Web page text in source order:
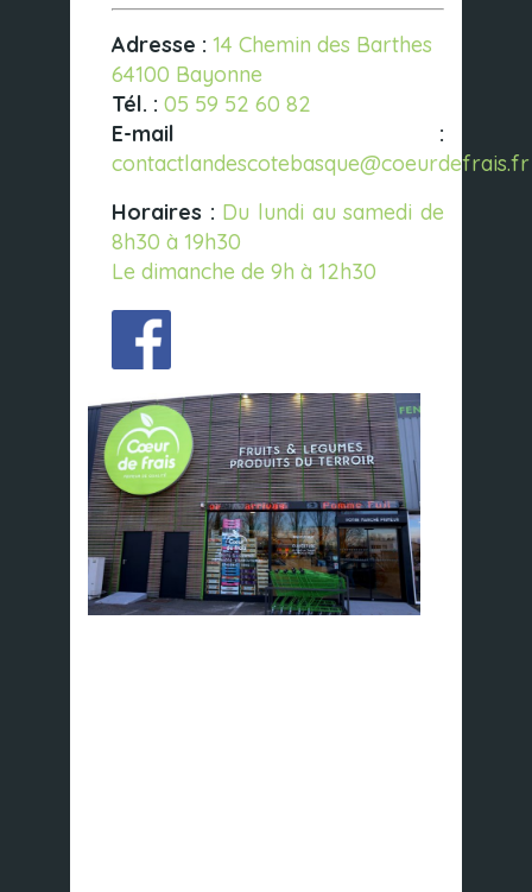
Adresse : 14 Chemin des Barthes
64100 Bayonne
Tél. : 05 59 52 60 82
E-mail :
contactlandescotebasque@coeurdefrais.fr
Horaires : Du lundi au samedi de
8h30 à 19h30
Le dimanche de 9h à 12h30